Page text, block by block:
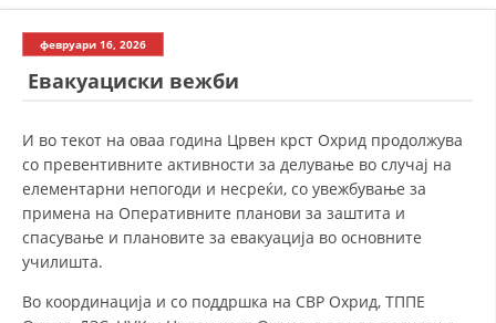
ИСТОРИЈАТ НА ЦКРМ
февруари 16, 2026
Евакуациски вежби
И во текот на оваа година Црвен крст Охрид продолжува
со превентивните активности за делување во случај на
елементарни непогоди и несреќи, со увежбување за
примена на Оперативните планови за заштита и
спасување и плановите за евакуација во основните
училишта.
Во координација и со поддршка на СВР Охрид, ТППЕ